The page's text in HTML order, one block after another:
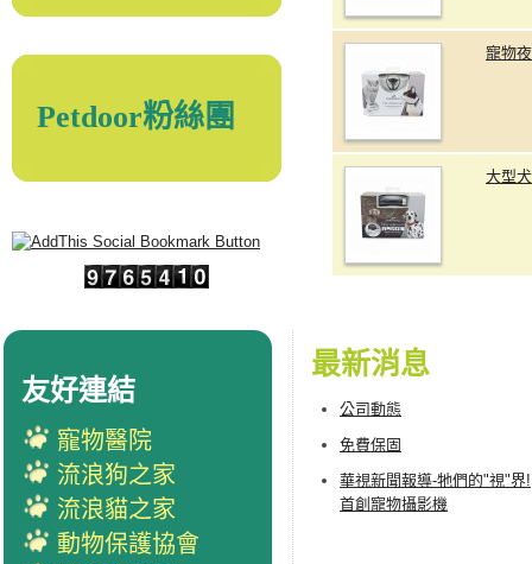
Petdoor粉絲團
寵物
大型
最新消息
公司動態
免費保固
華視新聞報導-牠們的"視"界!
首創寵物攝影機
友好連結
寵物醫院
流浪狗之家
流浪貓之家
動物保護協會